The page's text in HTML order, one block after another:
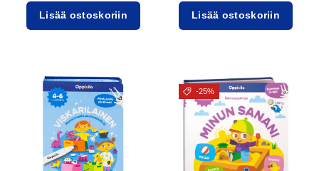
Lisää ostoskoriin Lisää ostoskoriin
-25%